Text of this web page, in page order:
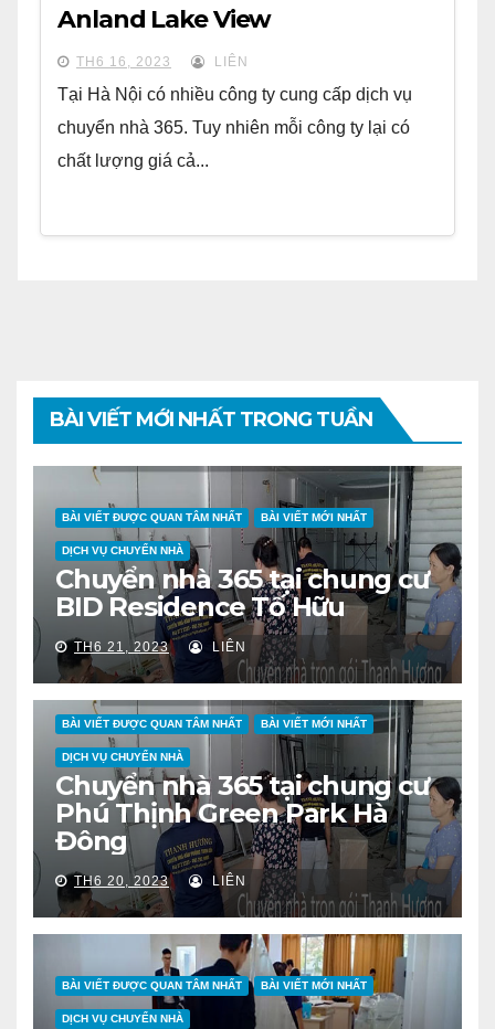
Anland Lake View
TH6 16, 2023 LIÊN
Tại Hà Nội có nhiều công ty cung cấp dịch vụ
chuyển nhà 365. Tuy nhiên mỗi công ty lại có
chất lượng giá cả...
BÀI VIẾT MỚI NHẤT TRONG TUẦN
BÀI VIẾT ĐƯỢC QUAN TÂM NHẤT BÀI VIẾT MỚI NHẤT
DỊCH VỤ CHUYỂN NHÀ
Chuyển nhà 365 tại chung cư
BID Residence Tố Hữu
TH6 21, 2023 LIÊN
BÀI VIẾT ĐƯỢC QUAN TÂM NHẤT BÀI VIẾT MỚI NHẤT
DỊCH VỤ CHUYỂN NHÀ
Chuyển nhà 365 tại chung cư
Phú Thịnh Green Park Hà
Đông
TH6 20, 2023 LIÊN
BÀI VIẾT ĐƯỢC QUAN TÂM NHẤT BÀI VIẾT MỚI NHẤT
DỊCH VỤ CHUYỂN NHÀ